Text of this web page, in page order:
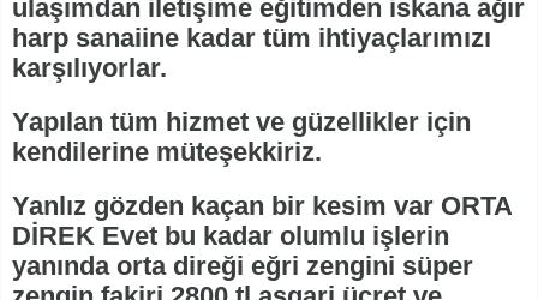
ulaşımdan iletişime eğitimden iskana ağır
harp sanaiine kadar tüm ihtiyaçlarımızı
karşılıyorlar.
Yapılan tüm hizmet ve güzellikler için
kendilerine müteşekkiriz.
Yanlız gözden kaçan bir kesim var ORTA
DİREK Evet bu kadar olumlu işlerin
yanında orta direği eğri zengini süper